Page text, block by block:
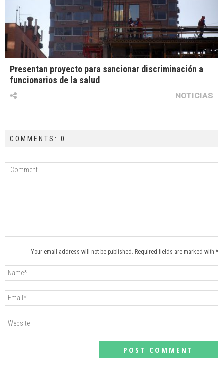
Presentan proyecto para sancionar discriminación a
funcionarios de la salud
NOTICIAS
COMMENTS: 0
Your email address will not be published. Required fields are marked with *